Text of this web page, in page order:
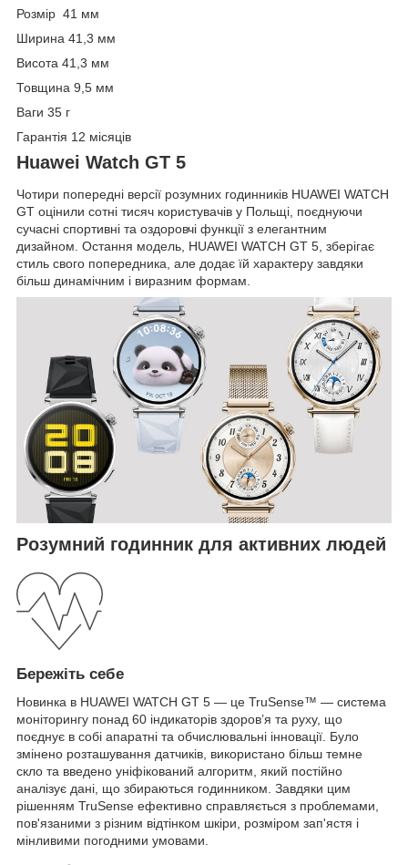
Розмір 41 мм
Ширина 41,3 мм
Висота 41,3 мм
Товщина 9,5 мм
Ваги 35 г
Гарантія 12 місяців
Huawei Watch GT 5
Чотири попередні версії розумних годинників HUAWEI WATCH
GT оцінили сотні тисяч користувачів у Польщі, поєднуючи
сучасні спортивні та оздоровчі функції з елегантним
дизайном. Остання модель, HUAWEI WATCH GT 5, зберігає
стиль свого попередника, але додає їй характеру завдяки
більш динамічним і виразним формам.
Розумний годинник для активних людей
Бережіть себе
Новинка в HUAWEI WATCH GT 5 — це TruSense™ — система
моніторингу понад 60 індикаторів здоров’я та руху, що
поєднує в собі апаратні та обчислювальні інновації. Було
змінено розташування датчиків, використано більш темне
скло та введено уніфікований алгоритм, який постійно
аналізує дані, що збираються годинником. Завдяки цим
рішенням TruSense ефективно справляється з проблемами,
пов'язаними з різним відтінком шкіри, розміром зап'ястя і
мінливими погодними умовами.